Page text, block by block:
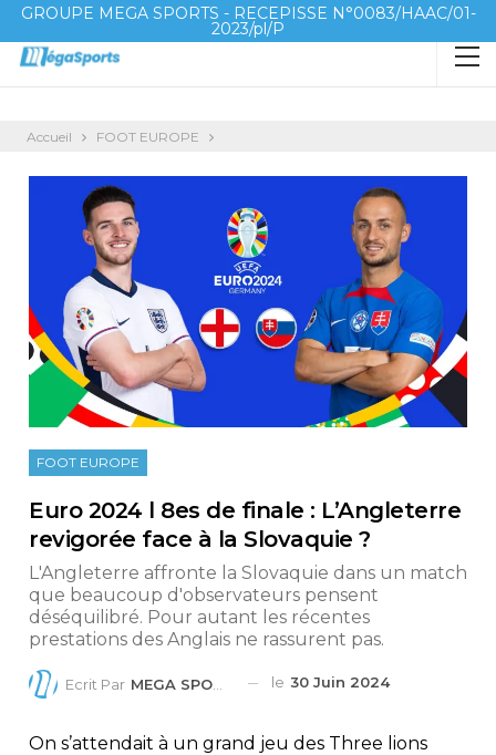
GROUPE MEGA SPORTS - RECEPISSE N°0083/HAAC/01-
2023/pl/P
Accueil FOOT EUROPE
FOOT EUROPE
Euro 2024 l 8es de finale : L’Angleterre
revigorée face à la Slovaquie ?
L'Angleterre affronte la Slovaquie dans un match
que beaucoup d'observateurs pensent
déséquilibré. Pour autant les récentes
prestations des Anglais ne rassurent pas.
Ecrit Par MEGA SPORTS le 30 Juin 2024
On s’attendait à un grand jeu des Three lions